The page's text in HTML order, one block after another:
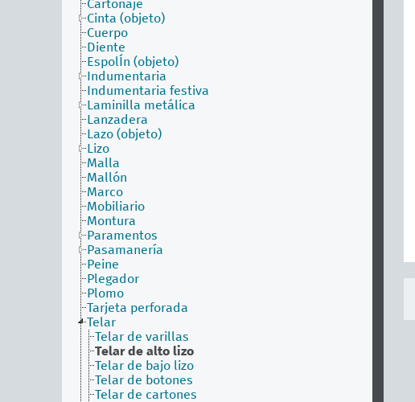
Cartonaje
Cinta (objeto)
Cuerpo
Diente
EspolÍn (objeto)
Indumentaria
Indumentaria festiva
Laminilla metálica
Lanzadera
Lazo (objeto)
Lizo
Malla
Mallón
Marco
Mobiliario
Montura
Paramentos
Pasamanería
Peine
Plegador
Plomo
Tarjeta perforada
Telar
Telar de varillas
Telar de alto lizo
Telar de bajo lizo
Telar de botones
Telar de cartones